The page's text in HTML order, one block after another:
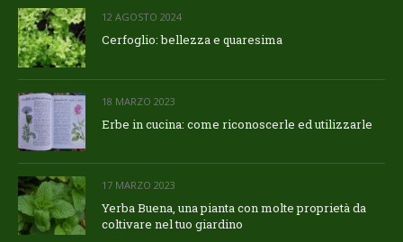
12 AGOSTO 2024
Cerfoglio: bellezza e quaresima
18 MARZO 2023
Erbe in cucina: come riconoscerle ed utilizzarle
17 MARZO 2023
Yerba Buena, una pianta con molte proprietà da
coltivare nel tuo giardino